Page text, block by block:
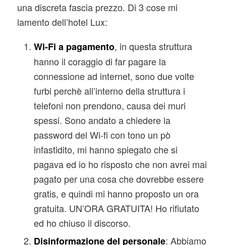
una discreta fascia prezzo. Di 3 cose mi
lamento dell’hotel Lux:
Wi-Fi a pagamento, in questa struttura
hanno il coraggio di far pagare la
connessione ad internet, sono due volte
furbi perchè all’interno della struttura i
telefoni non prendono, causa dei muri
spessi. Sono andato a chiedere la
password del Wi-fi con tono un pò
infastidito, mi hanno spiegato che si
pagava ed io ho risposto che non avrei mai
pagato per una cosa che dovrebbe essere
gratis, e quindi mi hanno proposto un ora
gratuita. UN’ORA GRATUITA! Ho rifiutato
ed ho chiuso il discorso.
Disinformazione del personale: Abbiamo